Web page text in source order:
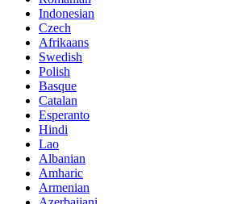
Indonesian
Czech
Afrikaans
Swedish
Polish
Basque
Catalan
Esperanto
Hindi
Lao
Albanian
Amharic
Armenian